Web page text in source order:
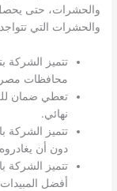
والحشرات، حتى
والحشرات التي
تتميز الشركة
محافظات مصر
تعطي ضمان
نهائي.
تتميز الشركة
دون أن
تتميز الشركة
أفضل